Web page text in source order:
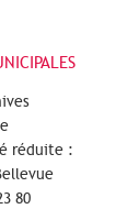
réduite :
80